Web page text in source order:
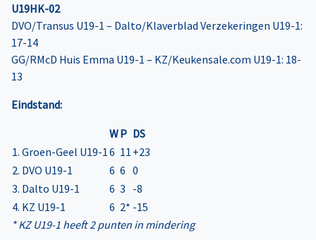
U19HK-02
DVO/Transus U19-1 – Dalto/Klaverblad Verzekeringen U19-1:
17-14
GG/RMcD Huis Emma U19-1 – KZ/Keukensale.com U19-1: 18-
13
Eindstand:
WP DS
1. Groen-Geel U19-16 11 +23
2. DVO U19-1
6 6 0
3. Dalto U19-1
6 3 -8
4. KZ U19-1
6 2* -15
* KZ U19-1 heeft 2 punten in mindering